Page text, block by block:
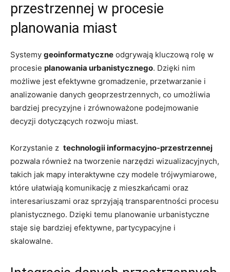
przestrzennej w‍ procesie
planowania miast
Systemy geoinformatyczne ‍odgrywają‍ kluczową rolę w
procesie planowania ⁢urbanistycznego. Dzięki nim
możliwe ⁣jest efektywne gromadzenie, przetwarzanie i
analizowanie danych geoprzestrzennych, ‌co⁤ umożliwia
bardziej precyzyjne i zrównoważone​ podejmowanie
decyzji dotyczących rozwoju miast.
Korzystanie z ​ technologii informacyjno-przestrzennej
pozwala również na tworzenie narzędzi wizualizacyjnych,
takich jak mapy‍ interaktywne czy modele trójwymiarowe,
które‍ ułatwiają komunikację z mieszkańcami oraz
interesariuszami oraz sprzyjają transparentności procesu
planistycznego. Dzięki temu planowanie urbanistyczne
staje się bardziej efektywne, partycypacyjne i
skalowalne.